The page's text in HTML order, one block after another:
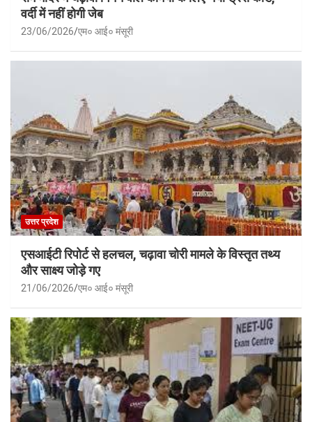
वर्दी में नहीं होगी जेब
23/06/2026 एम० आई० मंसूरी
उत्तर प्रदेश
एसआईटी रिपोर्ट से हलचल, चढ़ावा चोरी मामले के विस्तृत तथ्य
और साक्ष्य जोड़े गए
21/06/2026 एम० आई० मंसूरी